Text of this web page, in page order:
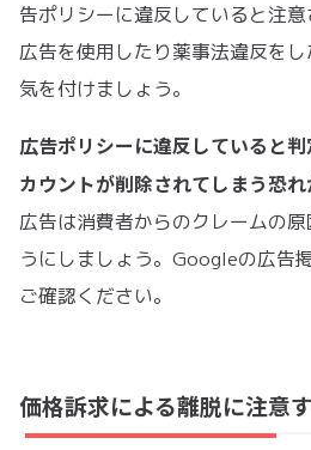
告ポリシーに違反していると注
広告を使用したり薬事法違反を
気を付けましょう。
広告ポリシーに違反していると
カウントが削除されてしまう恐
広告は消費者からのクレームの
うにしましょう。Googleの広告
ご確認ください。
価格訴求による離脱に注意